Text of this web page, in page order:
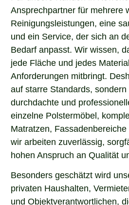
Ansprechpartner für mehrere
Reinigungsleistungen, eine
und ein Service, der sich an
Bedarf anpasst. Wir wissen,
jede Fläche und jedes
Anforderungen mitbringt.
auf starre Standards, sondern
durchdachte und
einzelne Polstermöbel,
Matratzen, Fassadenbereiche
wir arbeiten zuverlässig,
hohen Anspruch an Qualität
Besonders geschätzt wird
privaten Haushalten,
und Objektverantwortlichen,